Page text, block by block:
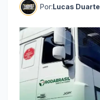
Por:Lucas Duarte